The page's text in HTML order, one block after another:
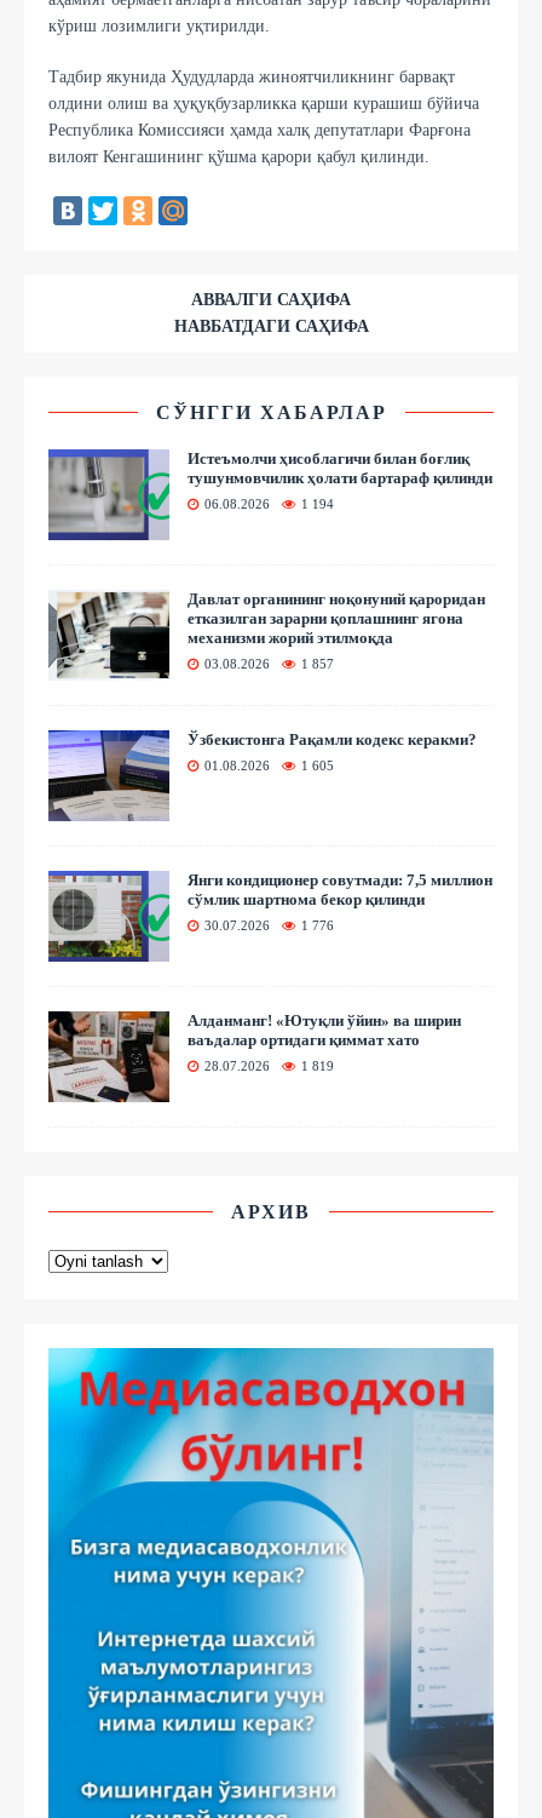
кўриш лозимлиги уқтирилди.
Тадбир якунида Ҳудудларда жиноятчиликнинг барвақт
олдини олиш ва ҳуқуқбузарликка қарши курашиш бўйича
Республика Комиссияси ҳамда халқ депутатлари Фарғона
вилоят Кенгашининг қўшма қарори қабул қилинди.
АВВАЛГИ САҲИФА
НАВБАТДАГИ САҲИФА
СЎНГГИ ХАБАРЛАР
Истеъмолчи ҳисоблагичи билан боғлиқ
тушунмовчилик ҳолати бартараф қилинди
06.08.2026 1 194
Давлат органининг ноқонуний қароридан
етказилган зарарни қоплашнинг ягона
механизми жорий этилмоқда
03.08.2026 1 857
Ўзбекистонга Рақамли кодекс керакми?
01.08.2026 1 605
Янги кондиционер совутмади: 7,5 миллион
сўмлик шартнома бекор қилинди
30.07.2026 1 776
Алданманг! «Ютуқли ўйин» ва ширин
ваъдалар ортидаги қиммат хато
28.07.2026 1 819
АРХИВ